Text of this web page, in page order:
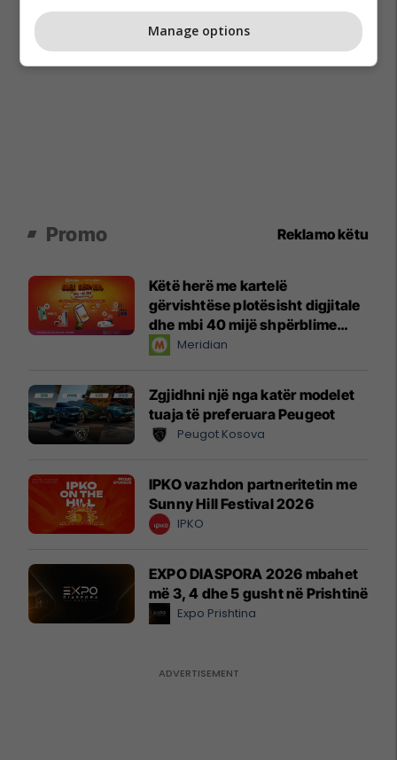
Promo Reklamo këtu
Këtë herë me kartelë
gërvishtëse plotësisht digjitale
dhe mbi 40 mijë shpërblime
instant!Meridian
Zgjidhni një nga katër modelet
tuaja të preferuara Peugeot
Peugot Kosova
IPKO vazhdon partneritetin me
Sunny Hill Festival 2026
IPKO
EXPO DIASPORA 2026 mbahet
më 3, 4 dhe 5 gusht në Prishtinë
Expo Prishtina
Manage options